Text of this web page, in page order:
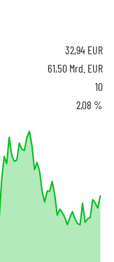
32,94 EUR
61,50 Mrd. EUR
10
2,08 %